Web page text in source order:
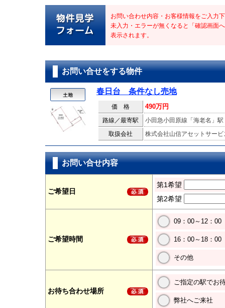
お問い合わせ内容・お客様情報をご入力
未入力・エラーが無くなると「確認画面
表示されます。
お問い合せをする物件
春日台 条件なし売地
価 格 490万円
路線／最寄駅
小田急小田原線「海老名」駅
取扱会社
株式会社山信アセットサービ
お問い合せ内容
ご希望日
第1希望
第2希望
ご希望時間
09：00～12：00
16：00～18：00
その他
お待ち合わせ場所
ご指定の駅でお
弊社へご来社